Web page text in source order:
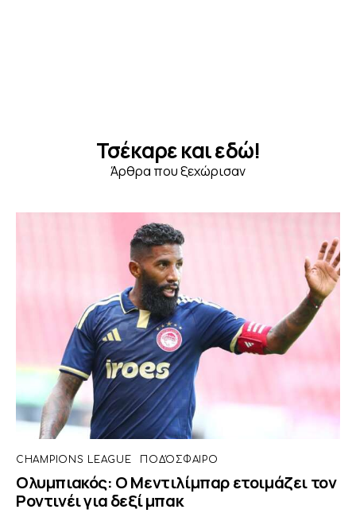
Τσέκαρε και εδώ!
Άρθρα που ξεχώρισαν
CHAMPIONS LEAGUE ΠΟΔΌΣΦΑΙΡΟ
Ολυμπιακός: Ο Μεντιλίμπαρ ετοιμάζει τον
Ροντινέι για δεξί μπακ